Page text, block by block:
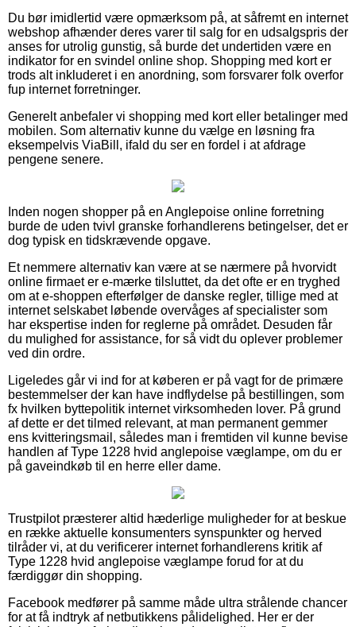
Du bør imidlertid være opmærksom på, at såfremt en internet
webshop afhænder deres varer til salg for en udsalgspris der
anses for utrolig gunstig, så burde det undertiden være en
indikator for en svindel online shop. Shopping med kort er
trods alt inkluderet i en anordning, som forsvarer folk overfor
fup internet forretninger.
Generelt anbefaler vi shopping med kort eller betalinger med
mobilen. Som alternativ kunne du vælge en løsning fra
eksempelvis ViaBill, ifald du ser en fordel i at afdrage
pengene senere.
Inden nogen shopper på en Anglepoise online forretning
burde de uden tvivl granske forhandlerens betingelser, det er
dog typisk en tidskrævende opgave.
Et nemmere alternativ kan være at se nærmere på hvorvidt
online firmaet er e-mærke tilsluttet, da det ofte er en tryghed
om at e-shoppen efterfølger de danske regler, tillige med at
internet selskabet løbende overvåges af specialister som
har ekspertise inden for reglerne på området. Desuden får
du mulighed for assistance, for så vidt du oplever problemer
ved din ordre.
Ligeledes går vi ind for at køberen er på vagt for de primære
bestemmelser der kan have indflydelse på bestillingen, som
fx hvilken byttepolitik internet virksomheden lover. På grund
af dette er det tilmed relevant, at man permanent gemmer
ens kvitteringsmail, således man i fremtiden vil kunne bevise
handlen af Type 1228 hvid anglepoise væglampe, om du er
på gaveindkøb til en herre eller dame.
Trustpilot præsterer altid hæderlige muligheder for at beskue
en række aktuelle konsumenters synspunkter og herved
tilråder vi, at du verificerer internet forhandlerens kritik af
Type 1228 hvid anglepoise væglampe forud for at du
færdiggør din shopping.
Facebook medfører på samme måde ultra strålende chancer
for at få indtryk af netbutikkens pålidelighed. Her er der